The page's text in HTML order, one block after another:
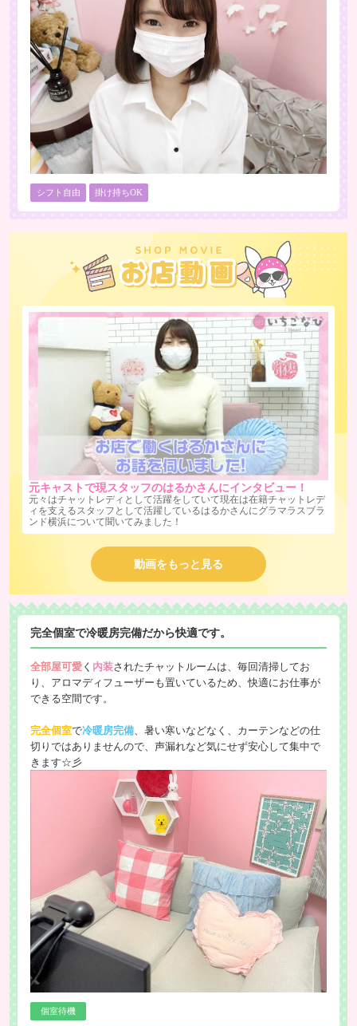
シフト自由 掛け持ちOK
元キャストで現スタッフのはるかさんにインタビュー！
元々はチャットレディとして活躍をしていて現在は在籍チャットレデ
ィを支えるスタッフとして活躍しているはるかさんにグラマラスブラ
ンド横浜について聞いてみました！
動画をもっと見る
完全個室で冷暖房完備だから快適です。
全部屋可愛く 内装されたチャットルームは、毎回清掃してお
り、アロマディフューザーも置いているため、快適にお仕事が
できる空間です。
完全個室で冷暖房完備 、暑い寒いなどなく、カーテンなどの仕
切りではありませんので、声漏れなど気にせず安心して集中で
きます☆彡
個室待機